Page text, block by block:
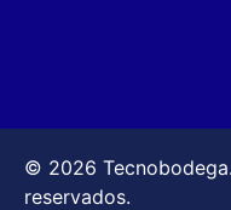
© 2026
reservados.